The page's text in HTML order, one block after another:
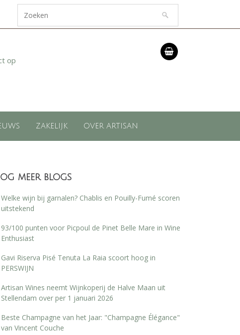
op
ZAKELIJK OVER ARTISAN
meer blogs
Welke wijn bij garnalen? Chablis en Pouilly-Fumé scoren
uitstekend
93/100 punten voor Picpoul de Pinet Belle Mare in Wine
Enthusiast
Gavi Riserva Pisé Tenuta La Raia scoort hoog in
PERSWIJN
Artisan Wines neemt Wijnkoperij de Halve Maan uit
Stellendam over per 1 januari 2026
Beste Champagne van het Jaar: "Champagne Élégance"
van Vincent Couche